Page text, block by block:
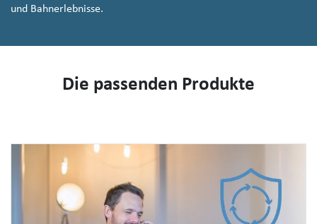
und Bahnerlebnisse.
Die passenden Produkte